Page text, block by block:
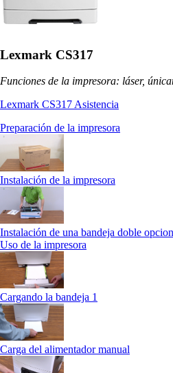
Lexmark CS317
Funciones de la impresora: láser,
Lexmark CS317 Asistencia
Preparación de la impresora
Instalación de la impresora
Instalación de una bandeja doble
Uso de la impresora
Cargando la bandeja 1
Carga del alimentador manual